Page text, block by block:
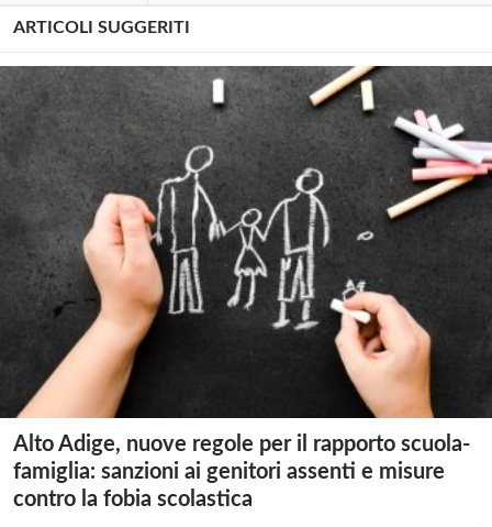
ARTICOLI SUGGERITI
Alto Adige, nuove regole per il rapporto scuola-
famiglia: sanzioni ai genitori assenti e misure
contro la fobia scolastica